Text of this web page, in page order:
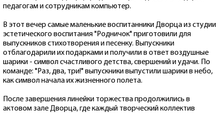
педагогам и сотрудникам компьютер.
В этот вечер самые маленькие воспитанники Дворца из студии
эстетического воспитания "Родничок" приготовили для
выпускников стихотворения и песенку. Выпускники
отблагодарили их подарками и получили в ответ воздушные
шарики - символ счастливого детства, свершений и удачи. По
команде: "Раз, два, три!" выпускники выпустили шарики в небо,
как символ начала их жизненного полета.
После завершения линейки торжества продолжились в
актовом зале Дворца, где каждый творческий коллектив